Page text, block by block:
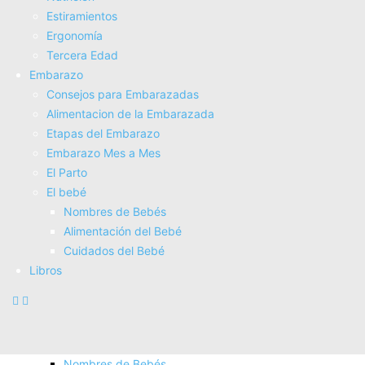
Estiramientos
Ergonomí­a
Tercera Edad
Embarazo
Consejos para Embarazadas
Alimentacion de la Embarazada
Etapas del Embarazo
Embarazo Mes a Mes
El Parto
El bebé
Nombres de Bebés
Alimentación del Bebé
Cuidados del Bebé
Libros
Electroterapia
Tratamientos
Masajes
SUPERALIMENTOS
Salud
Consejos sobre salud
Actividad Fí­sica
Nutrición
Estiramientos
Ergonomí­a
Tercera Edad
Embarazo
Consejos para Embarazadas
Alimentacion de la Embarazada